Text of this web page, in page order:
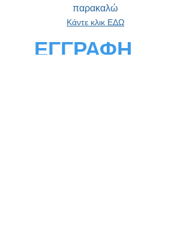
παρακαλώ
Κάντε κλικ ΕΔΩ
ΕΓΓΡΑΦΗ